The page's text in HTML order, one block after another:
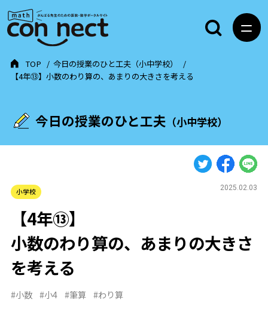
今日の授業のひと工夫 （小中学校）
TOP
今日の授業のひと工夫（小中学校）
【4年⑬】小数のわり算の、あまりの大きさを考える
小学校 2025.02.03
【4年⑬】
小数のわり算の、あまりの大きさ
を考える
#小数 #小4 #筆算 #わり算